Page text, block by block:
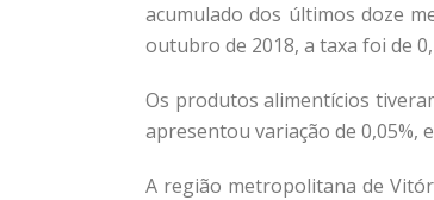
acumulado dos últimos doze
outubro de 2018, a taxa foi de
Os produtos alimentícios
apresentou variação de 0,05%,
A região metropolitana de